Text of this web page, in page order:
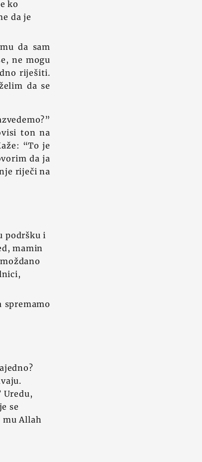
ko
da je
da sam
ne mogu
riješiti.
da se
ton na
“To je
da ja
riječi na
podršku i
mamin
spremamo
Uredu,
se
mu Allah